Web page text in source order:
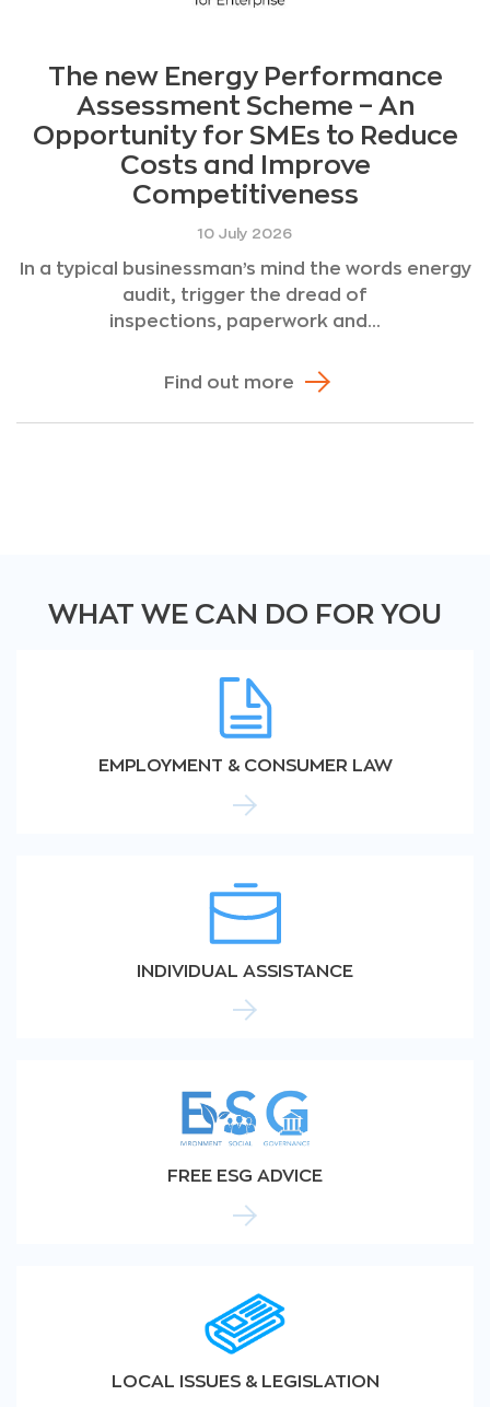
The new Energy Performance
Assessment Scheme – An
Opportunity for SMEs to Reduce
Costs and Improve
Competitiveness
10 July 2026
In a typical businessman’s mind the words energy
audit, trigger the dread of
inspections, paperwork and...
Find out more
WHAT WE CAN DO FOR YOU
EMPLOYMENT & CONSUMER LAW
INDIVIDUAL ASSISTANCE
FREE ESG ADVICE
LOCAL ISSUES & LEGISLATION